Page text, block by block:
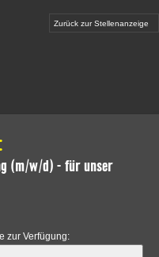
Zurück zur Stellenanzeige
(m/w/d) - für unser
zur Verfügung: